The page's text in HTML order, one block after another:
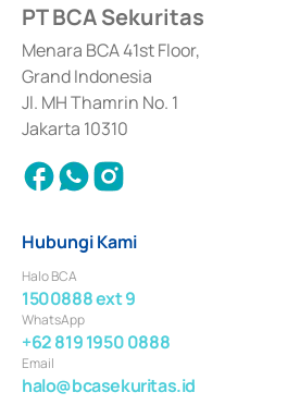
Sertifikat Deposito di Pasar Uang yang izinnya
dan izin usaha lainnya dari Bank Indonesia
Penerbitan, Transaksi, serta Penatausahaan
Surat Berharga Komersial yang izinnya
PT BCA Sekuritas
Menara BCA 41st Floor,
Grand Indonesia
Jl. MH Thamrin No. 1
Jakarta 10310
Hubungi Kami
Halo BCA
1500888 ext 9
WhatsApp
+62 819 1950 0888
Email
halo@bcasekuritas.id